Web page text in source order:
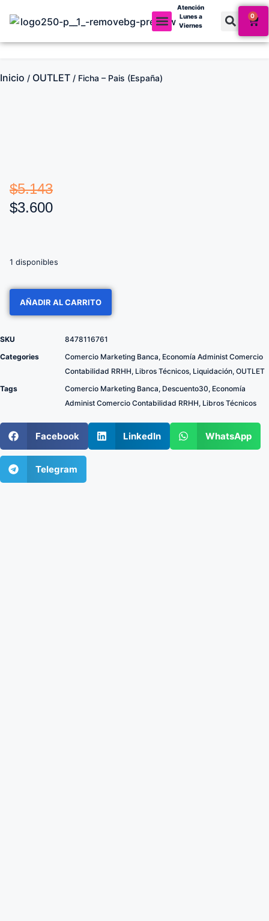
Atención
Lunes a
Viernes
0
Inicio / OUTLET / Ficha – Pais (España)
$5.143
$3.600
1 disponibles
AÑADIR AL CARRITO
SKU
8478116761
Categories
Comercio Marketing Banca, Economía Administ Comercio
Contabilidad RRHH, Libros Técnicos, Liquidación, OUTLET
Tags
Comercio Marketing Banca, Descuento30, Economía
Administ Comercio Contabilidad RRHH, Libros Técnicos
Facebook LinkedIn WhatsApp
Telegram